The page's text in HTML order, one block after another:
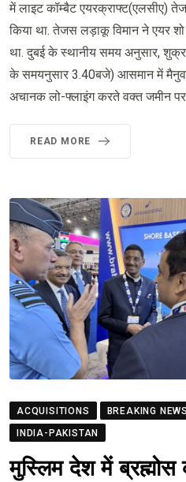
में लाइट कॉम्बैट एयरक्राफ्ट(एलसीए)
किया था. तेजस लड़ाकू विमान ने एयर शो
था. दुबई के स्थानीय समय अनुसार,
के समयनुसार 3.40बजे) आसमान में
अचानक लो-फ्लाइंग करते वक्त जमीन
READ MORE
ACQUISITIONS BREAKING NEWS
INDIA-PAKISTAN
मुस्लिम देश में ब्रह्मोस